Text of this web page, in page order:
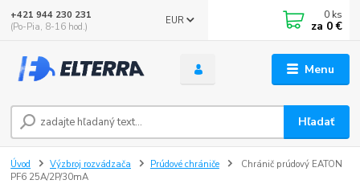
Menu
EUR
Hľadať
+421 944 230 231
(Po-Pia, 8-16 hod.)
0 ks
za 0 €
Úvod Výzbroj rozvádzača Prúdové chrániče
Chránič prúdový EATON
PF6 25A/2P/30mA